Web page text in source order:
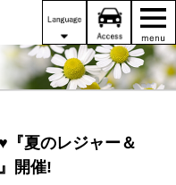
『夏のレジャー＆
開催!